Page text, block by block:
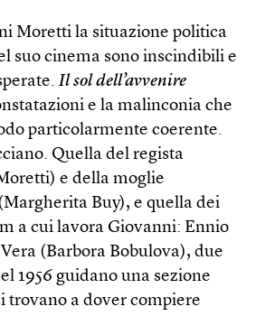
Moretti la situazione politica
suo cinema sono inscindibili e
Il sol dell’avvenire
e la malinconia che
particolarmente coerente.
Quella del regista
e della moglie
Buy), e quella dei
a cui lavora Giovanni: Ennio
(Barbora Bobulova), due
1956 guidano una sezione
trovano a dover compiere